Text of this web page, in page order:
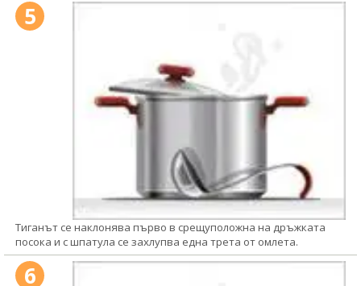
5
Тиганът се наклонява първо в срещуположна на дръжката
посока и с шпатула се захлупва една трета от омлета.
6